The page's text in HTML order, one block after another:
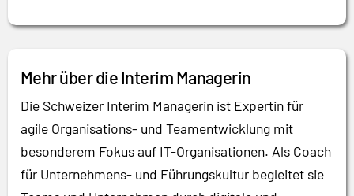
Mehr über die Interim Managerin
Die Schweizer Interim Managerin ist Expertin für
agile Organisations- und Teamentwicklung mit
besonderem Fokus auf IT-Organisationen. Als Coach
für Unternehmens- und Führungskultur begleitet sie